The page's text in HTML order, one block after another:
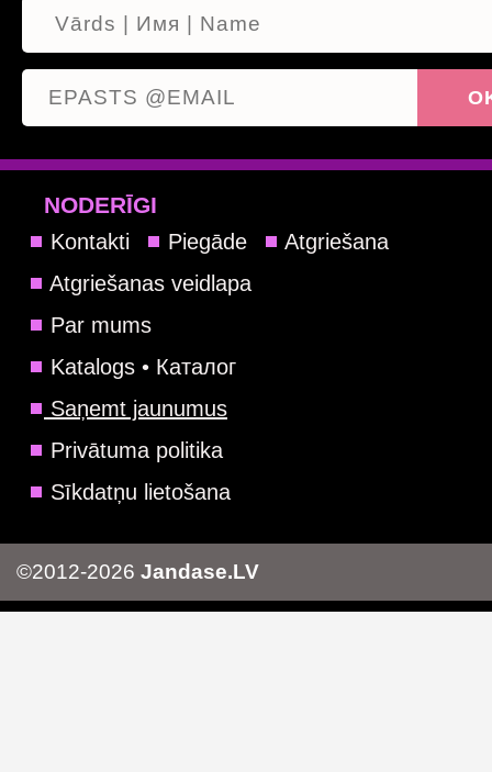
NODERĪGI
Kontakti Piegāde
Atgriešana
Atgriešanas veidlapa
Par mums
Katalogs • Каталог
Saņemt jaunumus
Privātuma politika
Sīkdatņu lietošana
©2012-2026 Jandase.LV